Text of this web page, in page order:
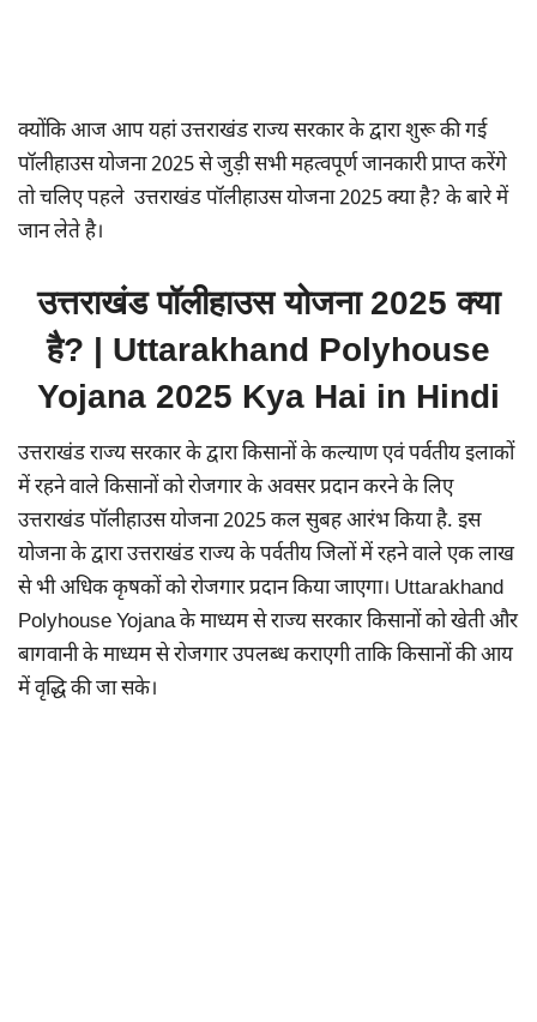
क्योंकि आज आप यहां उत्तराखंड राज्य सरकार के द्वारा शुरू की गई
पॉलीहाउस योजना 2025 से जुड़ी सभी महत्वपूर्ण जानकारी प्राप्त करेंगे
तो चलिए पहले उत्तराखंड पॉलीहाउस योजना 2025 क्या है? के बारे में
जान लेते है।
उत्तराखंड पॉलीहाउस योजना 2025 क्या
है? | Uttarakhand Polyhouse
Yojana 2025 Kya Hai in Hindi
उत्तराखंड राज्य सरकार के द्वारा किसानों के कल्याण एवं पर्वतीय इलाकों
में रहने वाले किसानों को रोजगार के अवसर प्रदान करने के लिए
उत्तराखंड पॉलीहाउस योजना 2025 कल सुबह आरंभ किया है. इस
योजना के द्वारा उत्तराखंड राज्य के पर्वतीय जिलों में रहने वाले एक लाख
से भी अधिक कृषकों को रोजगार प्रदान किया जाएगा। Uttarakhand
Polyhouse Yojana के माध्यम से राज्य सरकार किसानों को खेती और
बागवानी के माध्यम से रोजगार उपलब्ध कराएगी ताकि किसानों की आय
में वृद्धि की जा सके।